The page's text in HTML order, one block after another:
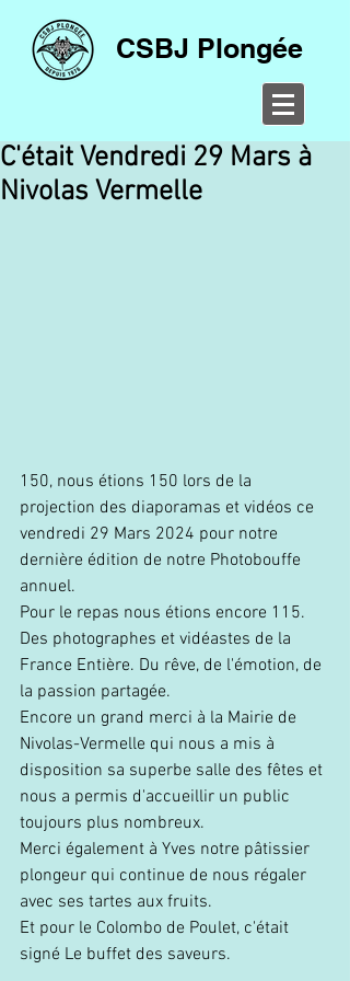
CSBJ Plongée
C'était Vendredi 29 Mars à
Nivolas Vermelle
150, nous étions 150 lors de la
projection des diaporamas et vidéos ce
vendredi 29 Mars 2024 pour notre
dernière édition de notre Photobouffe
annuel.
Pour le repas nous étions encore 115.
Des photographes et vidéastes de la
France Entière. Du rêve, de l'émotion, de
la passion partagée.
Encore un grand merci à la Mairie de
Nivolas-Vermelle qui nous a mis à
disposition sa superbe salle des fêtes et
nous a permis d'accueillir un public
toujours plus nombreux.
Merci également à Yves notre pâtissier
plongeur qui continue de nous régaler
avec ses tartes aux fruits.
Et pour le Colombo de Poulet, c'était
signé Le buffet des saveurs.